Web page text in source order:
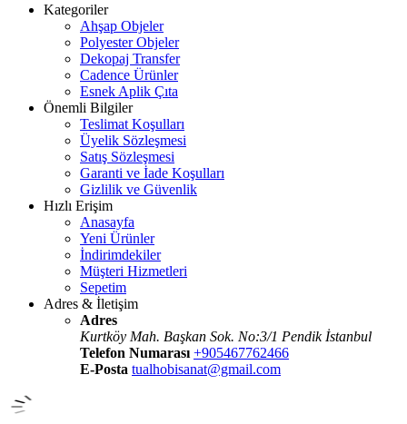
Kategoriler
Ahşap Objeler
Polyester Objeler
Dekopaj Transfer
Cadence Ürünler
Esnek Aplik Çıta
Önemli Bilgiler
Teslimat Koşulları
Üyelik Sözleşmesi
Satış Sözleşmesi
Garanti ve İade Koşulları
Gizlilik ve Güvenlik
Hızlı Erişim
Anasayfa
Yeni Ürünler
İndirimdekiler
Müşteri Hizmetleri
Sepetim
Adres & İletişim
Adres
Kurtköy Mah. Başkan Sok. No:3/1 Pendik İstanbul
Telefon Numarası +905467762466
E-Posta tualhobisanat@gmail.com